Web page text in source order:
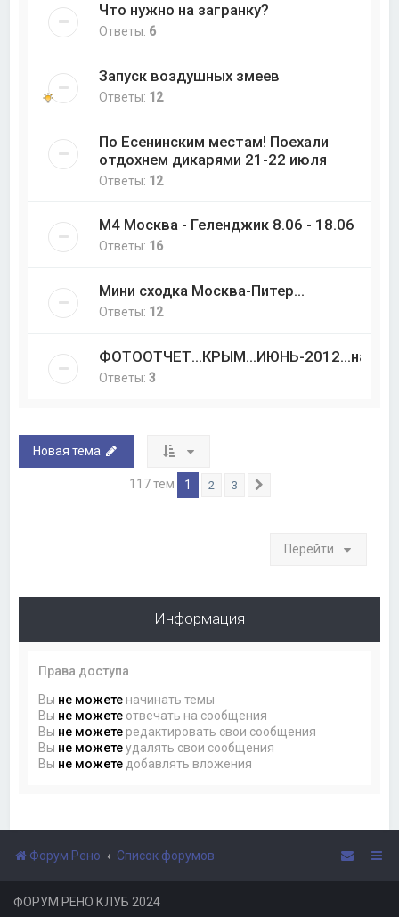
Что нужно на загранку?
Ответы: 6
Запуск воздушных змеев
Ответы: 12
По Есенинским местам! Поехали
отдохнем дикарями 21-22 июля
Ответы: 12
М4 Москва - Геленджик 8.06 - 18.06
Ответы: 16
Мини сходка Москва-Питер...
Ответы: 12
ФОТООТЧЕТ...КРЫМ...ИЮНЬ-
Ответы:3
Новая тема
117 тем 1 2 3
Перейти
Информация
Права доступа
Вы не можете начинать темы
Вы не можете отвечать на сообщения
Вы не можете редактировать свои сообщения
Вы не можетеудалять свои сообщения
Вы не можете добавлять вложения
Форум Рено Список форумов
ФОРУМ РЕНО КЛУБ 2024